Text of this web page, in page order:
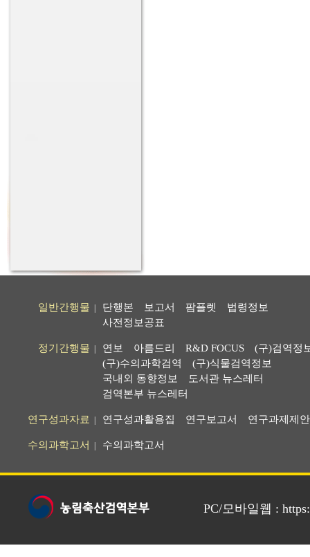
일반간행물 단행본 보고서 팜플렛
법령정보
사전정보공표
정기간행물 연보 아름드리 R&D FOCUS
(구)검역정
(구)수의과학검역
(구)식물검역정보
국내외 동향정보
도서관 뉴스레터
검역본부 뉴스레터
연구성과자료 연구성과활용집 연구보고서 연구과제제
수의과학고서 수의과학고서
PC/모바일웹 :